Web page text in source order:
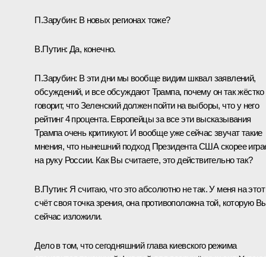
П.Зарубин: В новых регионах тоже?
В.Путин: Да, конечно.
П.Зарубин: В эти дни мы вообще видим шквал заявлений,
обсуждений, и все обсуждают Трампа, почему он так жёстко
говорит, что Зеленский должен пойти на выборы, что у него
рейтинг 4 процента. Европейцы за все эти высказывания
Трампа очень критикуют. И вообще уже сейчас звучат такие
мнения, что нынешний подход Президента США скорее
на руку России. Как Вы считаете, это действительно так?
В.Путин: Я считаю, что это абсолютно не так. У меня на этот
счёт своя точка зрения, она противоположна той, которую
сейчас изложили.
Дело в том, что сегодняшний глава киевского режима